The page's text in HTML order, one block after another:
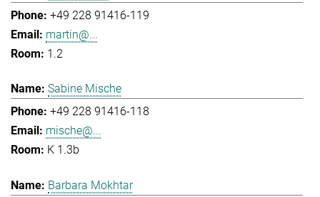
+49 228 91416-119
martin@...
1.2
Sabine Mische
+49 228 91416-118
mische@...
K 1.3b
Barbara Mokhtar